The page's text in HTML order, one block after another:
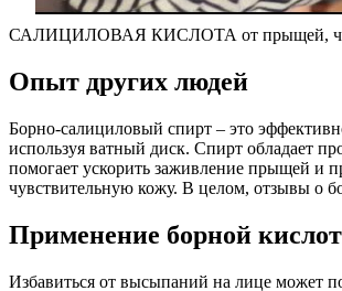
САЛИЦИЛОВАЯ КИСЛОТА от прыщей,
Опыт других людей
Борно-салициловый спирт – это
используя ватный диск. Спирт обладает
помогает ускорить заживление прыщей и
чувствительную кожу. В целом, отзывы о
Применение борной
Избавиться от высыпаний на лице может